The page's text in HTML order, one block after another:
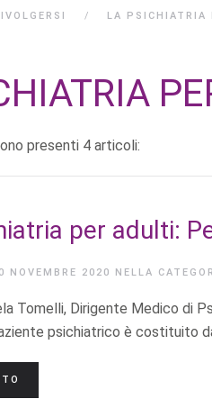
LA PSICHIATRIA
presenti 4 articoli:
per adulti:
NOVEMBRE 2020 NELLA
Tomelli, Dirigente Medico di
psichiatrico è costituito